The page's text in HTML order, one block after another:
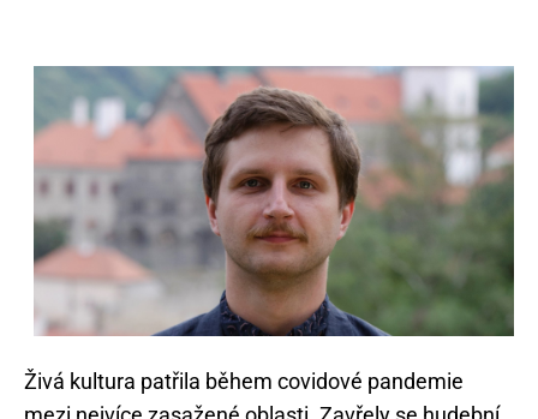
Živá kultura patřila během covidové pandemie